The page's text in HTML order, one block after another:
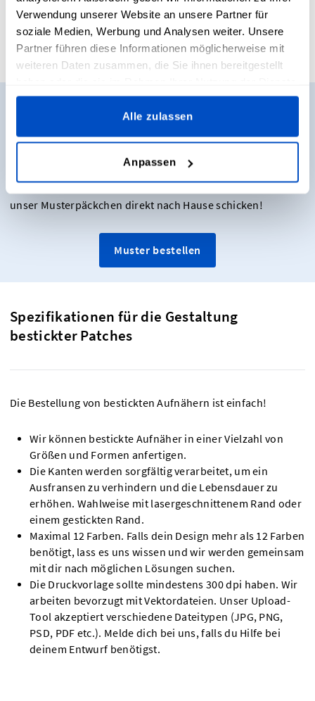
Verwendung unserer Website an unsere Partner für
soziale Medien, Werbung und Analysen weiter. Unsere
Partner führen diese Informationen möglicherweise mit
weiteren Daten zusammen, die Sie ihnen bereitgestellt
gesammelt haben.
Alle zulassen
Anpassen
Möchtest du Muster
bestellen?
Willst du unsere Etiketten sehen und anfassen, bevor du
unser Musterpäckchen direkt nach Hause schicken!
Muster bestellen
Spezifikationen für die Gestaltung
bestickter Patches
Die Bestellung von bestickten Aufnähern ist einfach!
Wir können bestickte Aufnäher in einer Vielzahl von
Größen und Formen anfertigen.
Die Kanten werden sorgfältig verarbeitet, um ein
Ausfransen zu verhindern und die Lebensdauer zu
erhöhen. Wahlweise mit lasergeschnittenem Rand oder
einem gestickten Rand.
Maximal 12 Farben. Falls dein Design mehr als 12 Farben
benötigt, lass es uns wissen und wir werden gemeinsam
mit dir nach möglichen Lösungen suchen.
Die Druckvorlage sollte mindestens 300 dpi haben. Wir
arbeiten bevorzugt mit Vektordateien. Unser Upload-
Tool akzeptiert verschiedene Dateitypen (JPG, PNG,
PSD, PDF etc.). Melde dich bei uns, falls du Hilfe bei
deinem Entwurf benötigst.